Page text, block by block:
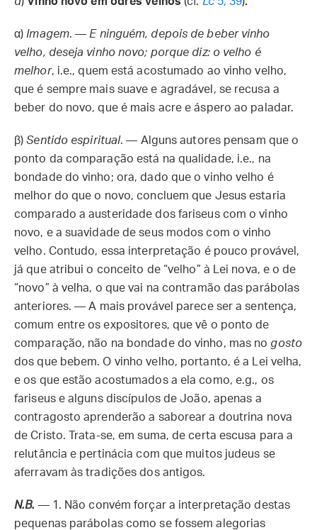
α) Imagem. — E ninguém, depois de beber vinho
velho, deseja vinho novo; porque diz: o velho é
melhor, i.e., quem está acostumado ao vinho velho,
que é sempre mais suave e agradável, se recusa a
beber do novo, que é mais acre e áspero ao paladar.
β) Sentido espiritual. — Alguns autores pensam que o
ponto da comparação está na qualidade, i.e., na
bondade do vinho; ora, dado que o vinho velho é
melhor do que o novo, concluem que Jesus estaria
comparado a austeridade dos fariseus com o vinho
novo, e a suavidade de seus modos com o vinho
velho. Contudo, essa interpretação é pouco provável,
já que atribui o conceito de “velho” à Lei nova, e o de
“novo” à velha, o que vai na contramão das parábolas
anteriores. — A mais provável parece ser a sentença,
comum entre os expositores, que vê o ponto de
comparação, não na bondade do vinho, mas no gosto
dos que bebem. O vinho velho, portanto, é a Lei velha,
e os que estão acostumados a ela como, e.g., os
fariseus e alguns discípulos de João, apenas a
contragosto aprenderão a saborear a doutrina nova
de Cristo. Trata-se, em suma, de certa escusa para a
relutância e pertinácia com que muitos judeus se
aferravam às tradições dos antigos.
N.B. — 1. Não convém forçar a interpretação destas
pequenas parábolas como se fossem alegorias